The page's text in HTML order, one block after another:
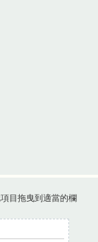
目拖曳到適當的欄